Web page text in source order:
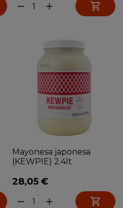
remove add 
Mayonesa japonesa
(KEWPIE) 2.4lt
28,05 €
remove add 